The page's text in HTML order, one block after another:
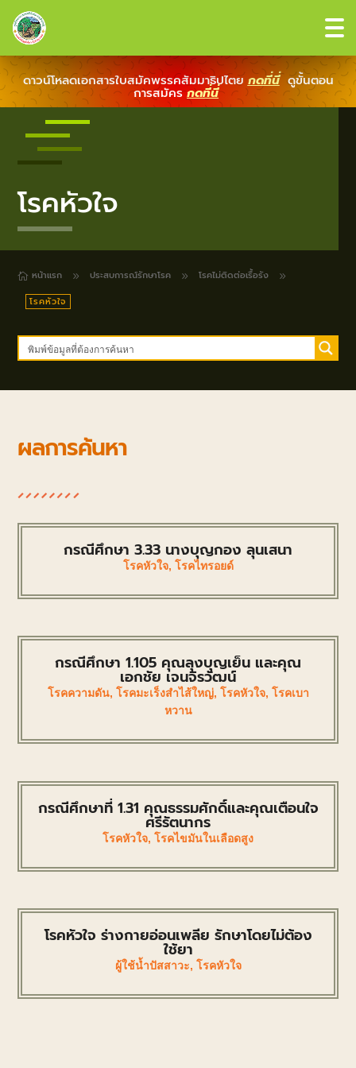
ดาวน์โหลดเอกสารใบสมัคพรรคสัมมาธิปไตย กดที่นี่ ดูขั้นตอน
การสมัครกดที่นี่
โรคหัวใจ
 หน้าแรก 9 ประสบการณ์รักษาโรค 9 โรคไม่ติดต่อเรื้อรัง 9
โรคหัวใจ
ผลการค้นหา
กรณีศึกษา 3.33 นางบุญกอง ลุนเสนา
โรคหัวใจ, โรคไทรอยด์
กรณีศึกษา 1.105 คุณลุงบุญเย็น และคุณ
เอกชัย เจนจิรวัฒน์
โรคความดัน, โรคมะเร็งสำไส้ใหญ่, โรคหัวใจ, โรคเบา
หวาน
กรณีศึกษาที่ 1.31 คุณธรรมศักดิ์และคุณเตือนใจ
ศรีรัตนากร
โรคหัวใจ, โรคไขมันในเลือดสูง
โรคหัวใจ ร่างกายอ่อนเพลีย รักษาโดยไม่ต้อง
ใช้ยา
ผู้ใช้น้ำปัสสาวะ, โรคหัวใจ